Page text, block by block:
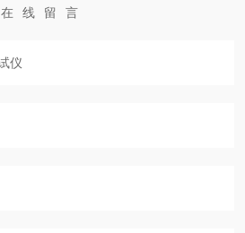
在线留言